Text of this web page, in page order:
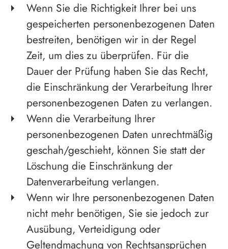
Wenn Sie die Richtigkeit Ihrer bei uns
gespeicherten personenbezogenen Daten
bestreiten, benötigen wir in der Regel
Zeit, um dies zu überprüfen. Für die
Dauer der Prüfung haben Sie das Recht,
die Einschränkung der Verarbeitung Ihrer
personenbezogenen Daten zu verlangen.
Wenn die Verarbeitung Ihrer
personenbezogenen Daten unrechtmäßig
geschah/geschieht, können Sie statt der
Löschung die Einschränkung der
Datenverarbeitung verlangen.
Wenn wir Ihre personenbezogenen Daten
nicht mehr benötigen, Sie sie jedoch zur
Ausübung, Verteidigung oder
Geltendmachung von Rechtsansprüchen